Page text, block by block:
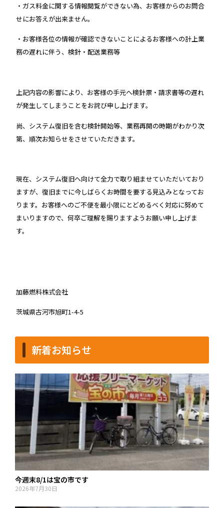
・ガス料金に関する情報閲覧ができない為、お客様からのお問合
せにお答えが出来ません。
・お客様各位の情報が確認できないことによるお客様への計上業
務の遅れに伴う、検針・配送業務等
上記内容の影響により、お客様の手元へ検針票・請求書等の遅れ
が発生してしまうことをお詫び申し上げます。
尚、システム復旧を含む検針開始等、業務再開の時期がわかり次
第、順次お知らせをさせていただきます。
現在、システム復旧へ向けて全力で取り組ませていただいており
ますが、復旧までに今しばらくお時間を要する見込みとなってお
ります。お客様へのご不便を最小限にとどめるべく対応に努めて
まいりますので、何卒ご理解を賜りますようお願い申し上げま
す。
加藤燃料株式会社
茨城県古河市旭町1-4-5
新着お知らせ
今週末8/1は宝の市です
2026年7月30日